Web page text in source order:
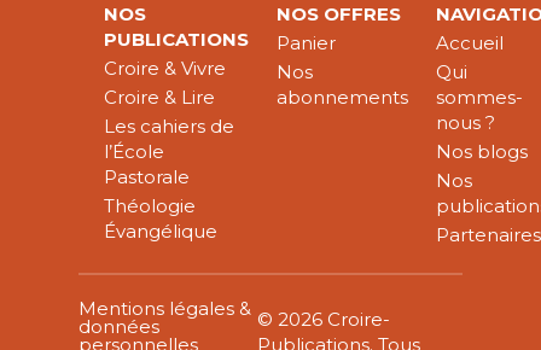
NOS
PUBLICATIONS
Croire & Vivre
Croire & Lire
Les cahiers de
l’École
Pastorale
Théologie
Évangélique
NOS OFFRES
Panier
Nos
abonnements
Accueil
Qui
sommes-
nous ?
Nos blogs
Nos
Partenaires
Mentions légales &
données
personnelles
© 2026 Croire-
Publications. Tous